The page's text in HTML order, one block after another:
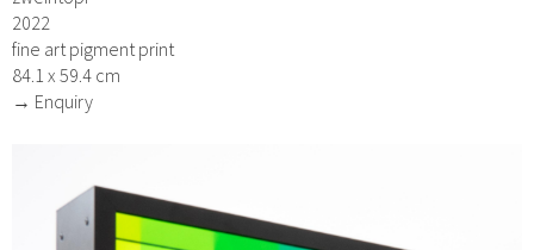
2022
fine art pigment print
84.1 x 59.4 cm
→ Enquiry